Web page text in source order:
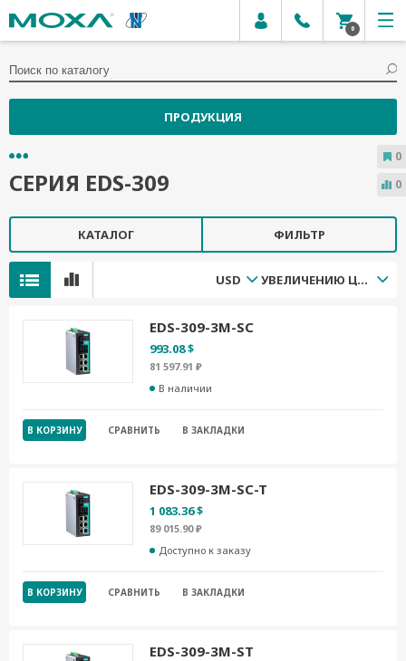
0
ПРОДУКЦИЯ
СЕРИЯ EDS-309
КАТАЛОГ ФИЛЬТР
USD УВЕЛИЧЕНИЮ ЦЕНЫ
EDS-309-3M-SC
993.08 $
81 597.91 ₽
В наличии
В КОРЗИНУ СРАВНИТЬ В ЗАКЛАДКИ
EDS-309-3M-SC-T
1 083.36 $
89 015.90 ₽
Доступно к заказу
В КОРЗИНУ СРАВНИТЬ В ЗАКЛАДКИ
EDS-309-3M-ST
0
0